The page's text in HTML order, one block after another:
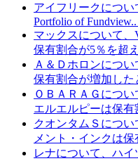
アイフリークについ
Portfolio of
マックスについて、
保有割合が5％を超
Ａ＆Ｄホロンにつ
保有割合が増加した
ＯＢＡＲＡＧにつ
エルエルピーは保有
クオンタムＳにつ
メント・インクは保
レナについて、ハイ